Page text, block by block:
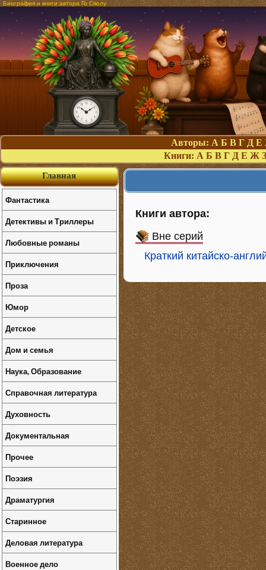
Биография и книги автора Го Сяолу
Авторы: А Б В Г Д Е
Книги: А Б В Г Д Е Ж З
Книги автора:
Вне серий
Краткий китайско-
Главная
Фантастика
Детективы и Триллеры
Любовные романы
Приключения
Проза
Юмор
Детское
Дом и семья
Наука, Образование
Справочная литература
Духовность
Документальная
Прочее
Поэзия
Драматургия
Старинное
Деловая литература
Военное дело